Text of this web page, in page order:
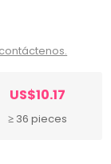
contáctenos.
US$10.17
≥ 36 pieces